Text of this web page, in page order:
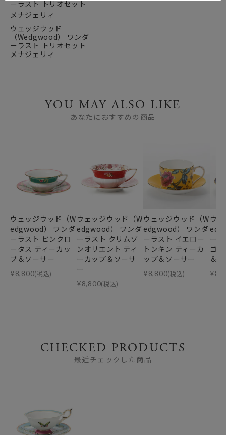
ウェッジウッド
（Wedgwood） ワンダ
ーラスト トリオセット
メナジェリィ
YOU MAY ALSO LIKE
あなたにおすすめの商品
ウェッジウッド（W
edgwood） ワンダ
ーラスト ピンクロ
ータス ティーカッ
プ＆ソーサー
¥8,800(税込)
ウェッジウッド（W
edgwood） ワンダ
ーラスト クリムゾ
ンオリエント ティ
ーカップ＆ソーサ
ー
¥8,800(税込)
ウェッジウッド（W
edgwood） ワンダ
ーラスト イエロー
トンキン ティーカ
ップ＆ソーサー
¥8,800(税込)
ウ
ー
ゴ
＆
¥
CHECKED PRODUCTS
最近チェックした商品